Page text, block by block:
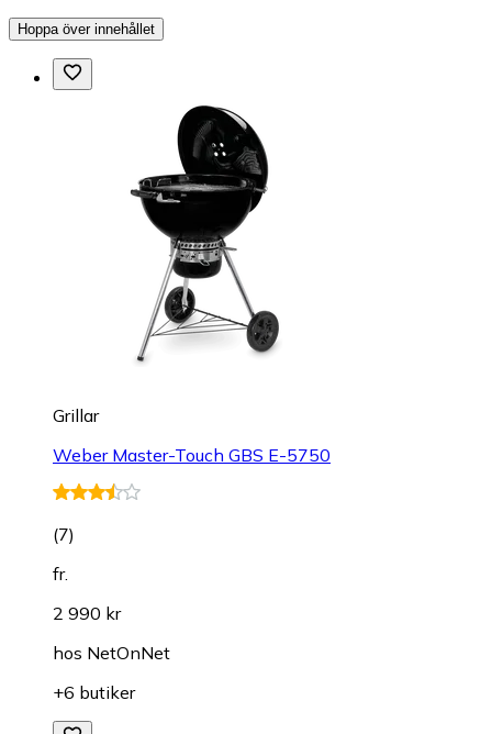
Hoppa över innehållet
Grillar
Weber Master-Touch GBS E-5750
(7)
fr.
2 990 kr
hos NetOnNet
+6 butiker